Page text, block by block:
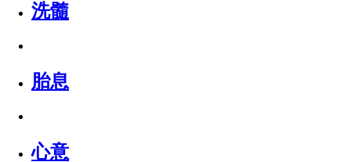
洗髓
胎息
心意